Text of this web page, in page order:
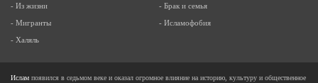
- Из жизни
- Мигранты
- Халяль
- Брак и семья
- Исламофобия
Ислам появился в седьмом веке и оказал огромное влияние на историю, культуру и общественное